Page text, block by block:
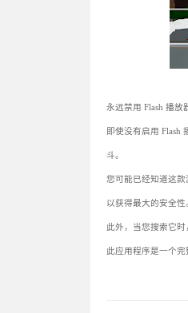
永远禁用 Flash 播放
即使没有启用 Flash
斗。
您可能已经知道这款
以获得最大的安全性
此外，当您搜索它时
此应用程序是一个完